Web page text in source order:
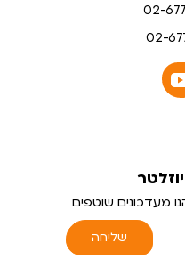
מעדכונים שוטפים
שליחה